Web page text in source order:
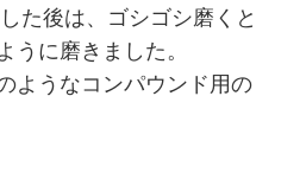
た後は、ゴシゴシ磨くと
うに磨きました。
ようなコンパウンド用の